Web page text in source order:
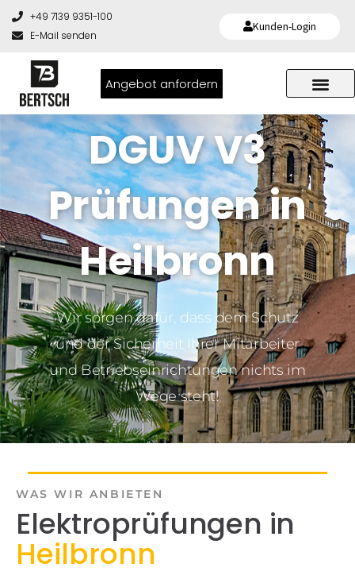
Kunden-Login
+49 7139 9351-100
E-Mail senden
Angebot anfordern
DGUV V3
Prüfungen in
Heilbronn
Wir sorgen dafür, dass dem Schutz
und der Sicherheit Ihrer Mitarbeiter
und Betriebseinrichtungen nichts im
Wege steht!
WAS WIR ANBIETEN
Elektroprüfungen in
Heilbronn